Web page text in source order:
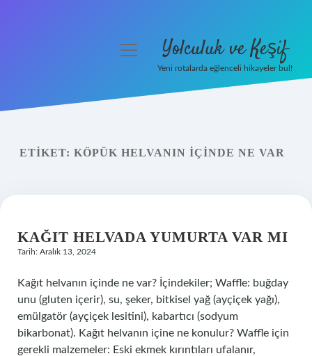
Yasal Uyarı
menüyü Yolculuk ve Keşif
Yeni rotalarda eğlenceli hikayeler bul!
ETIKET: KÖPÜK HELVANIN IÇINDE NE VAR
KAĞIT HELVADA YUMURTA VAR MI
Tarih: Aralık 13, 2024
Kağıt helvanın içinde ne var? İçindekiler; Waffle: buğday
unu (gluten içerir), su, şeker, bitkisel yağ (ayçiçek yağı),
emülgatör (ayçiçek lesitini), kabartıcı (sodyum
bikarbonat). Kağıt helvanın içine ne konulur? Waffle için
gerekli malzemeler: Eski ekmek kırıntıları ufalanır,